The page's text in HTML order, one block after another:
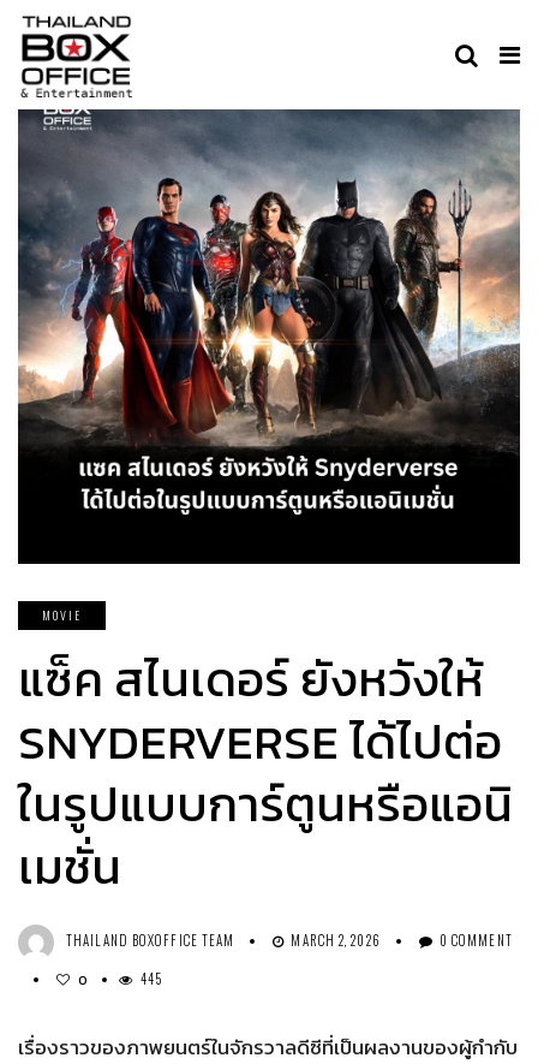
MOVIE
แซ็ค สไนเดอร์ ยังหวังให้
SNYDERVERSE ได้ไปต่อ
ในรูปแบบการ์ตูนหรือแอนิ
เมชั่น
THAILAND BOXOFFICE TEAM MARCH 2, 2026 0 COMMENT
0 445
เรื่องราวของภาพยนตร์ในจักรวาลดีซีที่เป็นผลงานของผู้กำกับ